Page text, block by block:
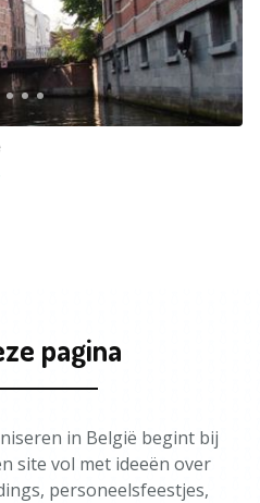
pagina
in België begint bij
site vol met ideeën over
personeelsfeestjes,